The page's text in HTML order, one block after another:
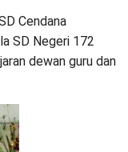
Cendana
SD Negeri 172
dewan guru dan